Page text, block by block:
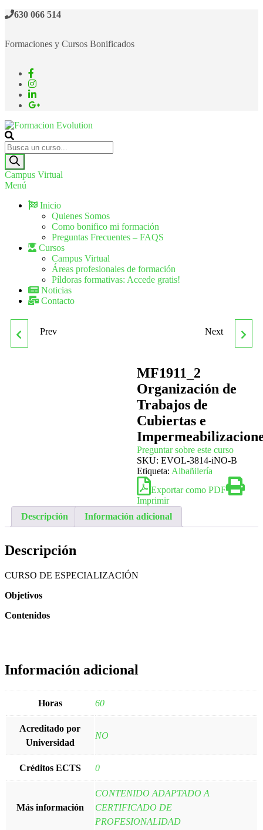
630 066 514
Formaciones y Cursos Bonificados
Formacion Evolution
Cursos de formación continua
Campus Virtual
Menú
Inicio
Quienes Somos
Como bonifico mi formación
Preguntas Frecuentes – FAQS
Cursos
Campus Virtual
Áreas profesionales de formación
Píldoras formativas: Accede gratis!
Noticias
Contacto
MF1868_2 TÉCNICAS Y
Prev
TRABAJOS DE PLACA DE
YESO LAMINADO Y
FALSOS TECHOS
Next
MF1911_2
Organización de
Trabajos de
Cubiertas e
Preguntar sobre este curso
SKU: EVOL-3814-iNO-B
Etiqueta: Albañilería
Exportar como PDF
Imprimir
Descripción
Información adicional
Descripción
CURSO DE ESPECIALIZACIÓN
Objetivos
Contenidos
Información adicional
Horas 60
Acreditado por
Universidad
NO
Créditos ECTS 0
Más información
CONTENIDO ADAPTADO A
CERTIFICADO DE
PROFESIONALIDAD